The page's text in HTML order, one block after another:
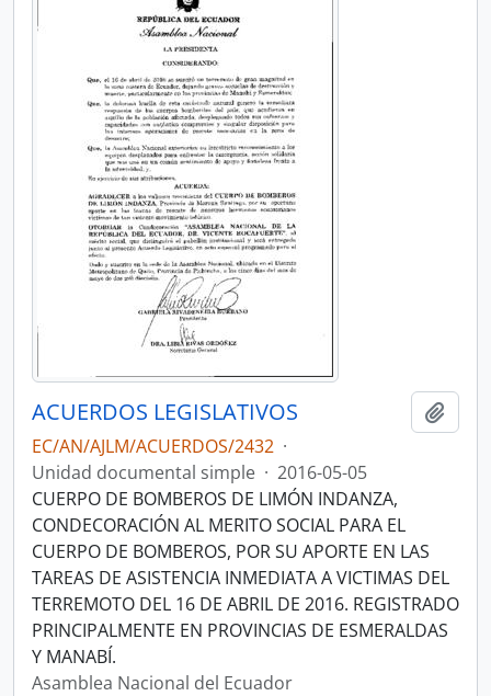
ACUERDOS LEGISLATIVOS
EC/AN/AJLM/ACUERDOS/2432 ·
Unidad documental simple · 2016-05-05
CUERPO DE BOMBEROS DE LIMÓN INDANZA,
CONDECORACIÓN AL MERITO SOCIAL PARA EL
CUERPO DE BOMBEROS, POR SU APORTE EN LAS
TAREAS DE ASISTENCIA INMEDIATA A VICTIMAS DEL
TERREMOTO DEL 16 DE ABRIL DE 2016. REGISTRADO
PRINCIPALMENTE EN PROVINCIAS DE ESMERALDAS
Y MANABÍ.
Asamblea Nacional del Ecuador